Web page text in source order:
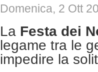
Domenica, 2 Ott
La Festa dei
legame tra le
impedire la